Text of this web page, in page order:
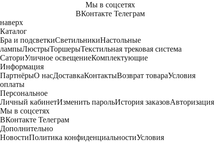
Мы в соцсетях
ВКонтакте Телеграм
наверх
Каталог
Бра и подсветкиСветильникиНастольные
лампыЛюстрыТоршерыТекстильная трековая система
СаториУличное освещениеКомплектующие
Информация
ПартнёрыО насДоставкаКонтактыВозврат товараУсловия
оплаты
Персональное
Личный кабинетИзменить парольИстория заказовАвторизация
Мы в соцсетях
ВКонтакте Телеграм
Дополнительно
НовостиПолитика конфиденциальностиУсловия